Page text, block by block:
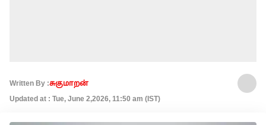
Written By :சுகுமாறன்
Updated at : Tue, June 2,2026, 11:50 am (IST)